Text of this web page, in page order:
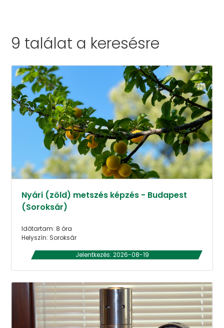
9 találat a keresésre
Nyári (zöld) metszés képzés - Budapest
(Soroksár)
Időtartam: 8 óra
Helyszín: Soroksár
Jelentkezés: 2026-08-19